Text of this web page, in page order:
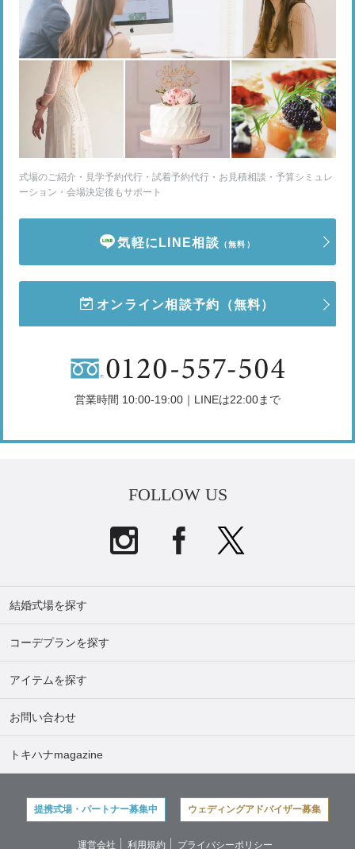
式場のご紹介・見学予約代行・試着予約代行・お見積相談・予算シミュレ
ーション・会場決定後もサポート
気軽にLINE相談 （無料）
オンライン相談予約 （無料）
営業時間 10:00-19:00｜LINEは22:00まで
FOLLOW US
結婚式場を探す
コーデプランを探す
アイテムを探す
お問い合わせ
トキハナmagazine
提携式場・パートナー募集中 ウェディングアドバイザー募集
運営会社 利用規約 プライバシーポリシー